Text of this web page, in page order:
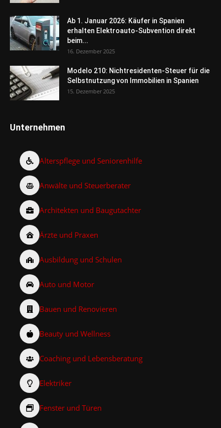
Ab 1. Januar 2026: Käufer in Spanien
erhalten Elektroauto-Subvention direkt
beim...
16. Dezember 2025
Modelo 210: Nichtresidenten-Steuer für die
Selbstnutzung von Immobilien in Spanien
15. Dezember 2025
Unternehmen
Alterspflege und Seniorenhilfe
Anwälte und Steuerberater
Architekten und Baugutachter
Ärzte und Praxen
Ausbildung und Schulen
Auto und Motor
Bauen und Renovieren
Beauty und Wellness
Coaching und Lebensberatung
Elektriker
Fenster und Türen